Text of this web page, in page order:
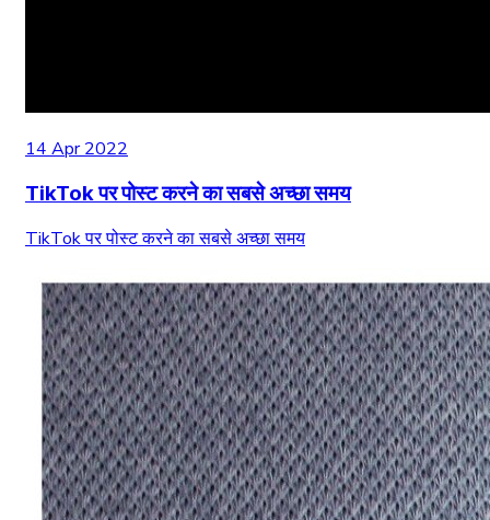
14 Apr 2022
TikTok पर पोस्ट करने का सबसे अच्छा समय
TikTok पर पोस्ट करने का सबसे अच्छा समय